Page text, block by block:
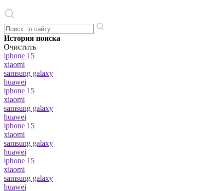
История поиска
Очистить
iphone 15
xiaomi
samsung galaxy
huawei
iphone 15
xiaomi
samsung galaxy
huawei
iphone 15
xiaomi
samsung galaxy
huawei
iphone 15
xiaomi
samsung galaxy
huawei